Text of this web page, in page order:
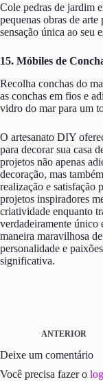
Cole pedras de jardim
pequenas obras de
sensação única ao seu
15. Móbiles de
Recolha conchas do
as conchas em fios e
vidro do mar para um
O artesanato DIY
para decorar sua casa
projetos não apenas
decoração, mas
realização e satisfação
projetos inspiradores
criatividade enquanto
verdadeiramente único
maneira maravilhosa
personalidade e
significativa.
ANTERIOR
Deixe um comentário
Você precisa fazer o